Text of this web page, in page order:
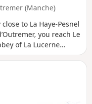
(Manche)
to La Haye-Pesnel
you reach Le
of La Lucerne
and, zigzagging
Normande, you come
old station.